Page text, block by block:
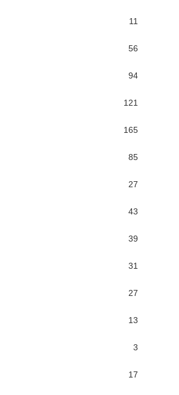
11
56
94
121
165
85
27
43
39
31
27
13
3
17